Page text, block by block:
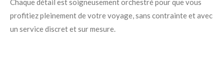
Chaque détail est soigneusement orchestré pour que vous
profitiez pleinement de votre voyage, sans contrainte et avec
un service discret et sur mesure.